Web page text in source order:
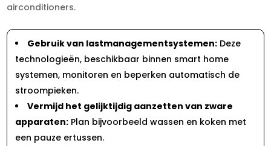
airconditioners.​
Gebruik van lastmanagementsystemen: Deze
technologieën, beschikbaar binnen smart home
systemen, monitoren en beperken automatisch de
stroompieken.​
Vermijd het gelijktijdig aanzetten van zware
apparaten: Plan bijvoorbeeld wassen en koken met
een pauze ertussen.​